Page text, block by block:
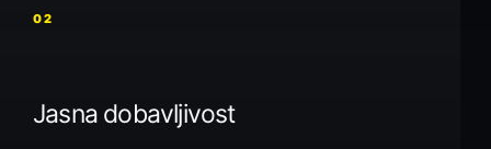
02
Jasna dobavljivost